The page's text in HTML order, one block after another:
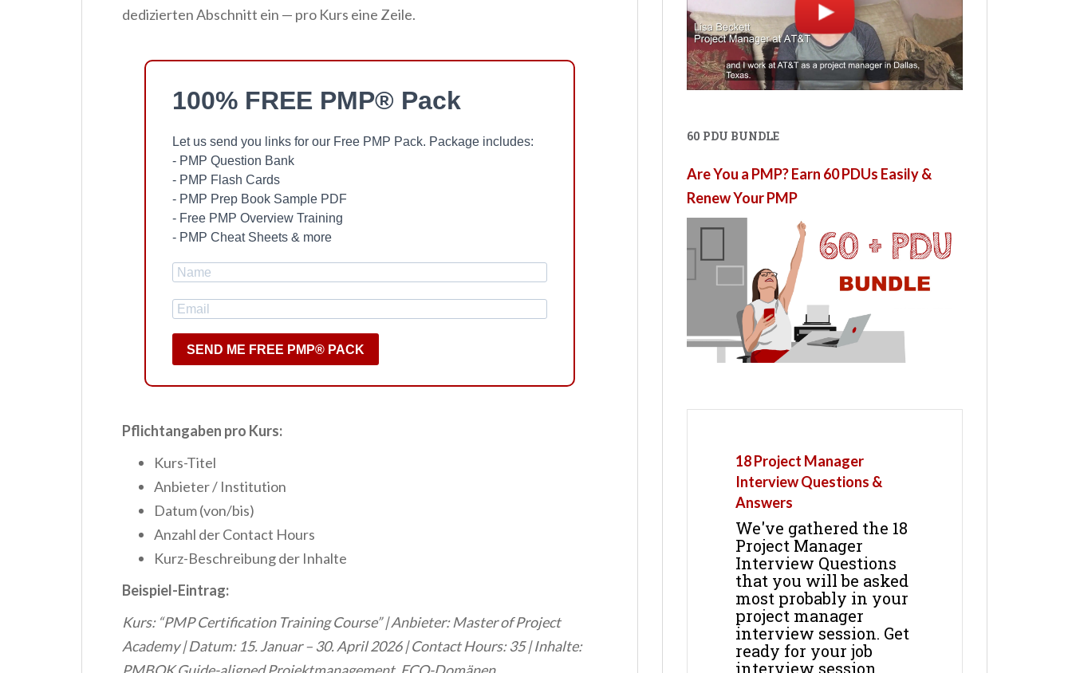
dedizierten Abschnitt ein — pro Kurs eine Zeile.
100% FREE PMP® Pack
Let us send you links for our Free PMP Pack. Package includes:
- PMP Question Bank
- PMP Flash Cards
- PMP Prep Book Sample PDF
- Free PMP Overview Training
- PMP Cheat Sheets & more
SEND ME FREE PMP® PACK
Pflichtangaben pro Kurs:
Kurs-Titel
Anbieter / Institution
Datum (von/bis)
Anzahl der Contact Hours
Kurz-Beschreibung der Inhalte
Beispiel-Eintrag:
Kurs: “PMP Certification Training Course” | Anbieter: Master of Project
Academy | Datum: 15. Januar – 30. April 2026 | Contact Hours: 35 | Inhalte:
60 PDU BUNDLE
Are You a PMP? Earn 60 PDUs Easily &
Renew Your PMP
18 Project Manager
Interview Questions &
Answers
We've gathered the 18
Project Manager
Interview Questions
that you will be asked
most probably in your
project manager
interview session. Get
ready for your job
interview session.